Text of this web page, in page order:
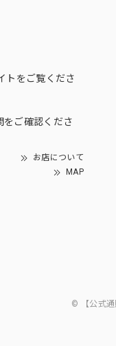
ト をご覧くださ
をご確認くださ
お店について
MAP
© 【公式通